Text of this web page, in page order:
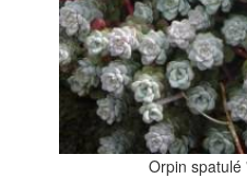
Orpin spatulé